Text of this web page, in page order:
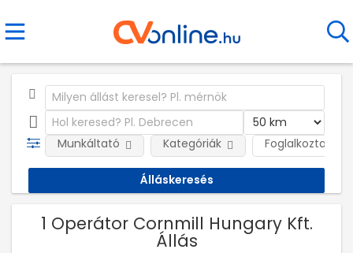
Foglalkoztatás
Munkáltató Kategóriák
1 Operátor Cornmill Hungary Kft.
Állás